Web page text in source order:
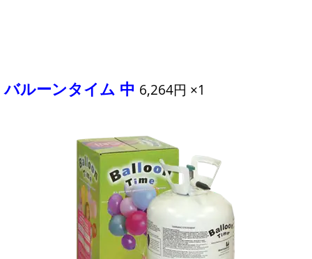
バルーンタイム 中 6,264円 ×1